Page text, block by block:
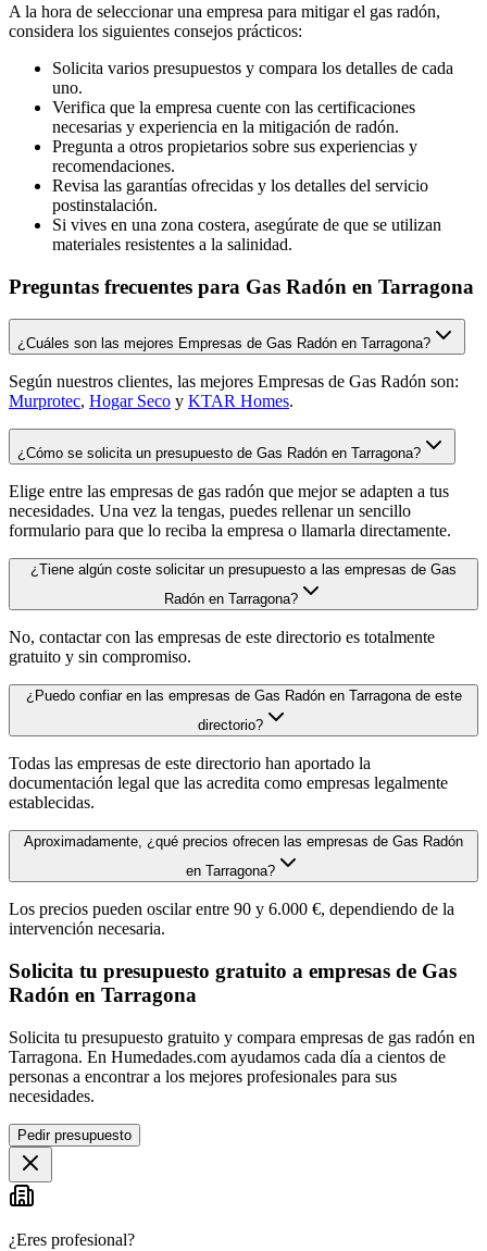
A la hora de seleccionar una empresa para mitigar el gas radón,
considera los siguientes consejos prácticos:
Solicita varios presupuestos y compara los detalles de cada
uno.
Verifica que la empresa cuente con las certificaciones
necesarias y experiencia en la mitigación de radón.
Pregunta a otros propietarios sobre sus experiencias y
recomendaciones.
Revisa las garantías ofrecidas y los detalles del servicio
postinstalación.
Si vives en una zona costera, asegúrate de que se utilizan
materiales resistentes a la salinidad.
Preguntas frecuentes para Gas Radón en Tarragona
¿Cuáles son las mejores Empresas de Gas Radón en Tarragona?
Según nuestros clientes, las mejores Empresas de Gas Radón son:
Murprotec, Hogar Seco y KTAR Homes.
¿Cómo se solicita un presupuesto de Gas Radón en Tarragona?
Elige entre las empresas de gas radón que mejor se adapten a tus
necesidades. Una vez la tengas, puedes rellenar un sencillo
formulario para que lo reciba la empresa o llamarla directamente.
¿Tiene algún coste solicitar un presupuesto a las empresas de Gas
Radón en Tarragona?
No, contactar con las empresas de este directorio es totalmente
gratuito y sin compromiso.
¿Puedo confiar en las empresas de Gas Radón en Tarragona de este
directorio?
Todas las empresas de este directorio han aportado la
documentación legal que las acredita como empresas legalmente
establecidas.
Aproximadamente, ¿qué precios ofrecen las empresas de Gas Radón
en Tarragona?
Los precios pueden oscilar entre 90 y 6.000 €, dependiendo de la
intervención necesaria.
Solicita tu presupuesto gratuito a empresas de Gas
Radón en Tarragona
Solicita tu presupuesto gratuito y compara empresas de gas radón en
Tarragona. En Humedades.com ayudamos cada día a cientos de
personas a encontrar a los mejores profesionales para sus
necesidades.
Pedir presupuesto
¿Eres profesional?